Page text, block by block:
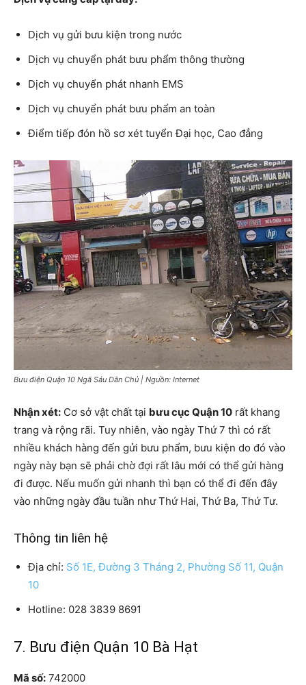
Dịch vụ gửi bưu kiện trong nước
Dịch vụ chuyển phát bưu phẩm thông thường
Dịch vụ chuyển phát nhanh EMS
Dịch vụ chuyển phát bưu phẩm an toàn
Điểm tiếp đón hồ sơ xét tuyển Đại học, Cao đẳng
Bưu điện Quận 10 Ngã Sáu Dân Chủ | Nguồn: Internet
Nhận xét: Cơ sở vật chất tại bưu cục Quận 10 rất khang
trang và rộng rãi. Tuy nhiên, vào ngày Thứ 7 thì có rất
nhiều khách hàng đến gửi bưu phẩm, bưu kiện do đó vào
ngày này bạn sẽ phải chờ đợi rất lâu mới có thể gửi hàng
đi được. Nếu muốn gửi nhanh thì bạn có thể đi đến đây
vào những ngày đầu tuần như Thứ Hai, Thứ Ba, Thứ Tư.
Thông tin liên hệ
Địa chỉ: Số 1E, Đường 3 Tháng 2, Phường Số 11, Quận
10
Hotline: 028 3839 8691
7. Bưu điện Quận 10 Bà Hạt
Mã số: 742000